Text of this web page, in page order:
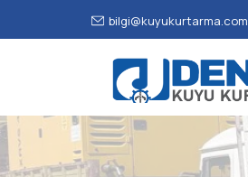
bilgi@kuyukurtarma.com